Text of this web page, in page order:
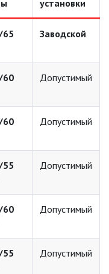
установки
65
Заводской
60
Допустимый
60
Допустимый
55
Допустимый
60
Допустимый
55
Допустимый